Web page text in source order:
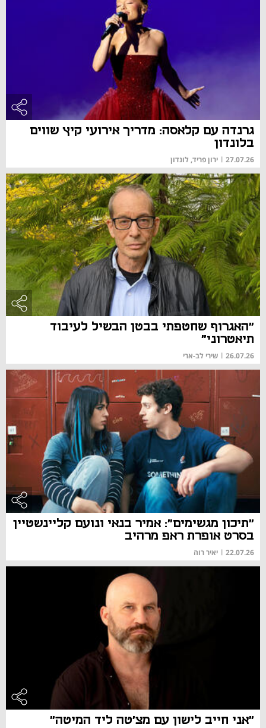
גרנדה עם קלאסה: מדריך אירועי קיץ שווים
בלונדון
27.07.26
| ירון פריד, לונדון
"האגרוף שחטפתי בבטן הבשיל לעיבוד
תיאטרוני"
26.07.26
| שירי לב-ארי
"תיכון מגשימים": אמיר בנאי ונועם קליינשטיין
בסרט אופרת ראפ מרהיב
22.07.26
| יאיר רוה
"אני חייב לישון עם מצ'טה ליד המיטה"